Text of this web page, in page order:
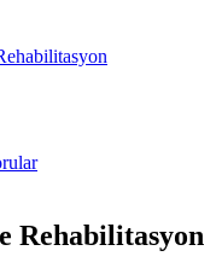
Rehabilitasyon